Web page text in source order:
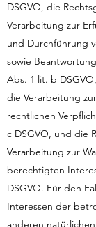
DSGVO, die
Verarbeitung zur
und Durchführung
sowie
Abs. 1 lit. b
die Verarbeitung
rechtlichen
c DSGVO, und die
Verarbeitung zur
berechtigten
DSGVO. Für den
Interessen der
anderen